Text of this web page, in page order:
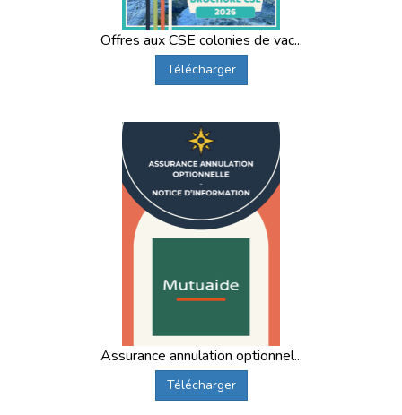
Offres aux CSE colonies de vac...
Télécharger
Assurance annulation optionnel...
Télécharger